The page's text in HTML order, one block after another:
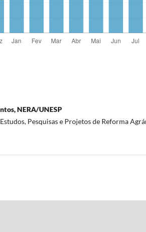
NERA/UNESP
Pesquisas e Projetos de Reforma